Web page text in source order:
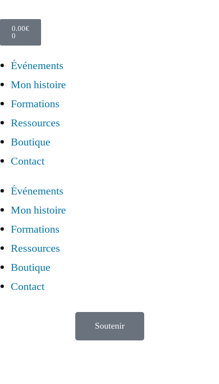
0.00€
0
Événements
Mon histoire
Formations
Ressources
Boutique
Contact
Événements
Mon histoire
Formations
Ressources
Boutique
Contact
Soutenir